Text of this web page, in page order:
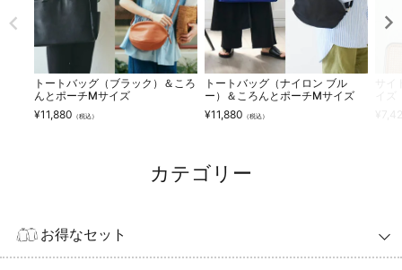
トートバッグ（ブラック）＆ころ
んとポーチMサイズ
¥11,880 （税込）
トートバッグ（ナイロン ブル
ー）＆ころんとポーチMサイズ
¥11,880 （税込）
カテゴリー
お得なセット